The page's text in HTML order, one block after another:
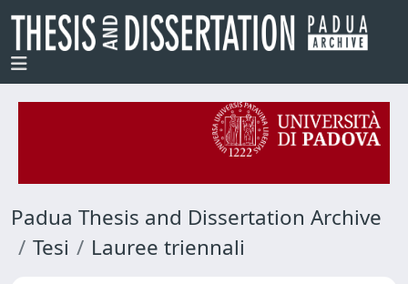
Padua Thesis and Dissertation Archive
Tesi
Lauree triennali